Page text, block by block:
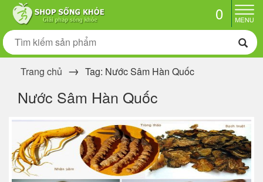
0
Trang chủ Tag: Nước Sâm Hàn Quốc
Nước Sâm Hàn Quốc